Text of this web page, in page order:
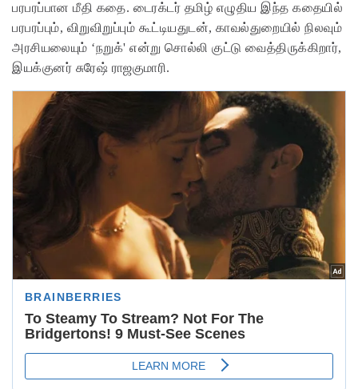
பரபரப்பான மீதி கதை. டைரக்டர் தமிழ் எழுதிய இந்த கதையில்
பரபரப்பும், விறுவிறுப்பும் கூட்டியதுடன், காவல்துறையில் நிலவும்
அரசியலையும் ‘நறுக்' என்று சொல்லி குட்டு வைத்திருக்கிறார்,
இயக்குனர் சுரேஷ் ராஜகுமாரி.